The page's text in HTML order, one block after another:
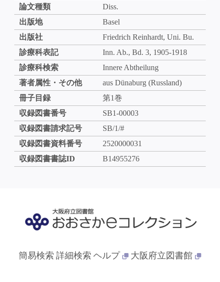
論文種類
Diss.
出版地
Basel
出版社
Friedrich Reinhardt, Uni. Bu.
診療科表記
Inn. Ab., Bd. 3, 1905-1918
診療科検索
Innere Abtheilung
著者属性・その他
aus Dünaburg (Russland)
冊子目録
第1巻
収録図書番号
SB1-00003
収録図書請求記号
SB/1/#
収録図書資料番号
2520000031
収録図書書誌ID
B14955276
簡易検索 詳細検索 ヘルプ 大阪府立図書館